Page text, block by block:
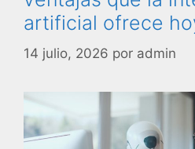
artificial ofrece
14 julio, 2026 por admin